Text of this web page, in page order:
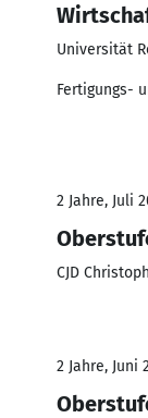
Universität
Fertigungs-
2 Jahre, Juli
CJD
2 Jahre, Juni